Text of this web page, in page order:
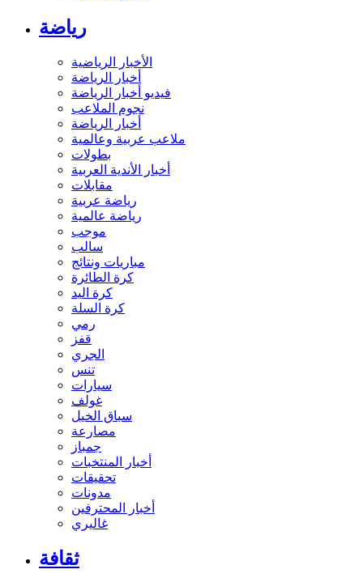
رياضة
الأخبار الرياضية
أخبار الرياضة
فيديو أخبار الرياضة
نجوم الملاعب
أخبار الرياضة
ملاعب عربية وعالمية
بطولات
أخبار الأندية العربية
مقابلات
رياضة عربية
رياضة عالمية
موجب
سالب
مباريات ونتائج
كرة الطائرة
كرة اليد
كرة السلة
رمي
قفز
الجري
تنس
سيارات
غولف
سباق الخيل
مصارعة
جمباز
أخبار المنتخبات
تحقيقات
مدونات
أخبار المحترفين
غاليري
ثقافة